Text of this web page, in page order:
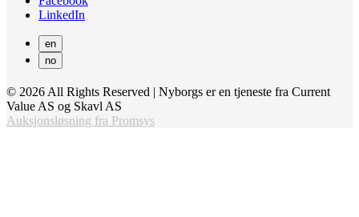
LinkedIn
en
no
© 2026 All Rights Reserved | Nyborgs er en tjeneste fra Current
Value AS og Skavl AS
Auksjonsløsning fra Promsys